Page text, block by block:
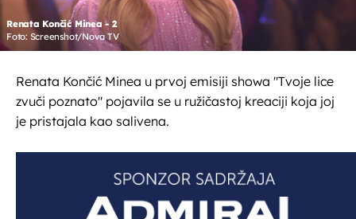
Renata Končić Minea - 2
Foto: Screenshot/Nova TV
Renata Končić Minea u prvoj emisiji showa "Tvoje lice
zvuči poznato" pojavila se u ružičastoj kreaciji koja joj
je pristajala kao salivena.